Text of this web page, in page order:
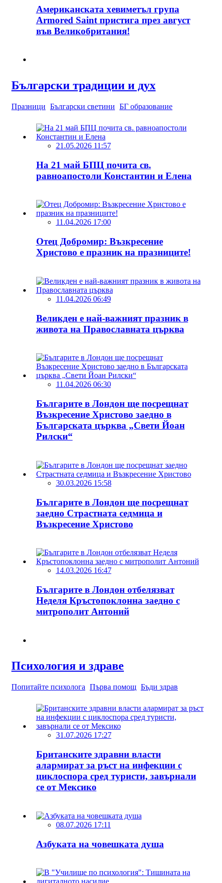
Американската хевиметъл група
Armored Saint пристига през август
във Великобритания!
Български традиции и дух
Празници Български светини БГ образование
21.05.2026 11:57
На 21 май БПЦ почита св.
равноапостоли Константин и Елена
11.04.2026 17:00
Отец Добромир: Възкресение
Христово е празник на празниците!
11.04.2026 06:49
Великден е най-важният празник в
живота на Православната църква
11.04.2026 06:30
Българите в Лондон ще посрещнат
Възкресение Христово заедно в
Българската църква „Свети Йоан
Рилски“
30.03.2026 15:58
Българите в Лондон ще посрещнат
заедно Страстната седмица и
Възкресение Христово
14.03.2026 16:47
Българите в Лондон отбелязват
Неделя Кръстопоклонна заедно с
митрополит Антоний
Психология и здраве
Попитайте психолога Първа помощ Бъди здрав
31.07.2026 17:27
Британските здравни власти
алармират за ръст на инфекции с
циклоспора сред туристи, завърнали
се от Мексико
08.07.2026 17:11
Азбуката на човешката душа